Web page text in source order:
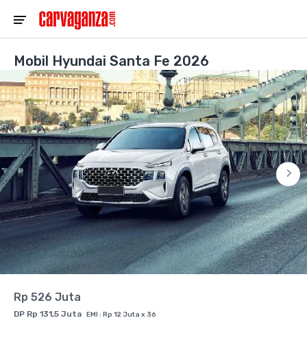
Mobil Hyundai Santa Fe 2026
Rp 526 Juta
DP Rp 131,5 Juta EMI : Rp 12 Juta x 36